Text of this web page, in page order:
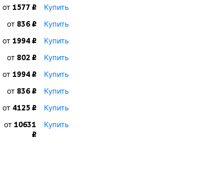
от 1577 ₽
Купить
от 836 ₽
Купить
от 1994 ₽
Купить
от 802 ₽
Купить
от 1994 ₽
Купить
от 836 ₽
Купить
от 4125 ₽
Купить
от 10631
₽
Купить